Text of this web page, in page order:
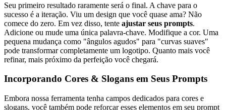
Seu primeiro resultado raramente será o final. A chave para o
sucesso é a iteração. Viu um design que você quase ama? Não
comece do zero. Em vez disso, tente ajustar seus prompts.
Adicione ou mude uma única palavra-chave. Modifique a cor. Uma
pequena mudança como "ângulos agudos" para "curvas suaves"
pode transformar completamente um logotipo. Quanto mais você
refinar, mais próximo da perfeição você chegará.
Incorporando Cores & Slogans em Seus Prompts
Embora nossa ferramenta tenha campos dedicados para cores e
slogans, você também pode reforçar esses elementos em seu prompt